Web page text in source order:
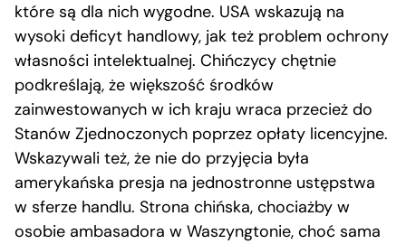
które są dla nich wygodne. USA wskazują na
wysoki deficyt handlowy, jak też problem ochrony
własności intelektualnej. Chińczycy chętnie
podkreślają, że większość środków
zainwestowanych w ich kraju wraca przecież do
Stanów Zjednoczonych poprzez opłaty licencyjne.
Wskazywali też, że nie do przyjęcia była
amerykańska presja na jednostronne ustępstwa
w sferze handlu. Strona chińska, chociażby w
osobie ambasadora w Waszyngtonie, choć sama